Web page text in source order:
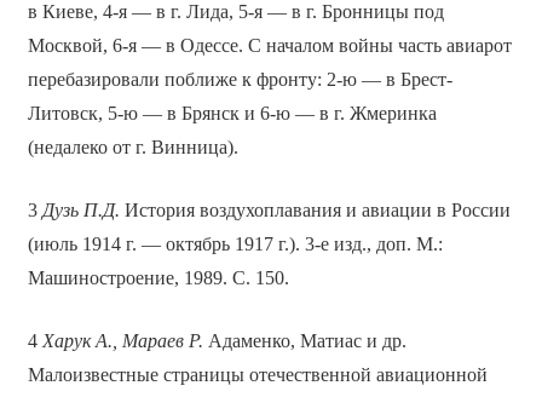
в Киеве, 4-я — в г. Лида, 5-я — в г. Бронницы под
Москвой, 6-я — в Одессе. С началом войны часть авиарот
перебазировали поближе к фронту: 2-ю — в Брест-
Литовск, 5-ю — в Брянск и 6-ю — в г. Жмеринка
(недалеко от г. Винница).
3Дузь П.Д. История воздухоплавания и авиации в России
(июль 1914 г. — октябрь 1917 г.). 3-е изд., доп. М.:
Машиностроение, 1989. С. 150.
4 Харук А., Мараев Р. Адаменко, Матиас и др.
Малоизвестные страницы отечественной авиационной